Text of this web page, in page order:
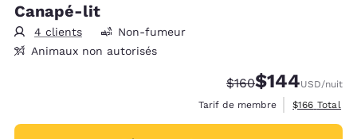
Canapé-lit
4 clients
Non-fumeur
Animaux non autorisés
Tarif barré :
$160Tarif réduit :
$144USD/nuit
Tarif de membre
Afficher les
$166 Total